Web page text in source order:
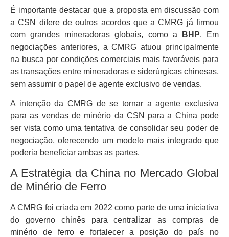
É importante destacar que a proposta em discussão com
a CSN difere de outros acordos que a CMRG já firmou
com grandes mineradoras globais, como a
BHP. Em
negociações anteriores, a CMRG atuou principalmente
na busca por condições comerciais mais favoráveis para
as transações entre mineradoras e siderúrgicas chinesas,
sem assumir o papel de agente exclusivo de vendas.
A intenção da CMRG de se tornar a agente exclusiva
para as vendas de minério da CSN para a China pode
ser vista como uma tentativa de consolidar seu poder de
negociação, oferecendo um modelo mais integrado que
poderia beneficiar ambas as partes.
A Estratégia da China no Mercado Global
de Minério de Ferro
A CMRG foi criada em 2022 como parte de uma iniciativa
do governo chinês para centralizar as compras de
minério de ferro e fortalecer a posição do país no